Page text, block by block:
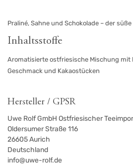
Praliné, Sahne und Schokolade – der
Inhaltsstoffe
Aromatisierte ostfriesische Mischung mit
Geschmack und Kakaostücken
Hersteller / GPSR
Uwe Rolf GmbH Ostfriesischer
Oldersumer Straße 116
26605Aurich
Deutschland
info@uwe-rolf.de